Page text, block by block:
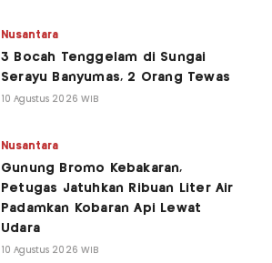
Nusantara
3 Bocah Tenggelam di Sungai
Serayu Banyumas, 2 Orang Tewas
10 Agustus 2026 WIB
Nusantara
Gunung Bromo Kebakaran,
Petugas Jatuhkan Ribuan Liter Air
Padamkan Kobaran Api Lewat
Udara
10 Agustus 2026 WIB